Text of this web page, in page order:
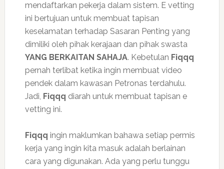
mendaftarkan pekerja dalam sistem. E vetting
ini bertujuan untuk membuat tapisan
keselamatan terhadap Sasaran Penting yang
dimiliki oleh pihak kerajaan dan pihak swasta
YANG BERKAITAN SAHAJA. Kebetulan Fiqqq
pernah terlibat ketika ingin membuat video
pendek dalam kawasan Petronas terdahulu.
Jadi, Fiqqq diarah untuk membuat tapisan e
vetting ini.
Fiqqq ingin maklumkan bahawa setiap permis
kerja yang ingin kita masuk adalah berlainan
cara yang digunakan. Ada yang perlu tunggu